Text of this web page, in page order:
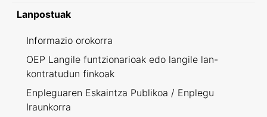
Lanpostuak
Informazio orokorra
OEP Langile funtzionarioak edo langile lan-
kontratudun finkoak
Enpleguaren Eskaintza Publikoa / Enplegu
Iraunkorra